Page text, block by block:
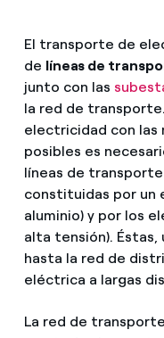
El transporte de
de líneas de
junto con las
la red de
electricidad con las
posibles es
líneas de
constituidas por un
aluminio) y por los
alta tensión). Éstas,
hasta la red de
eléctrica a largas
La red de